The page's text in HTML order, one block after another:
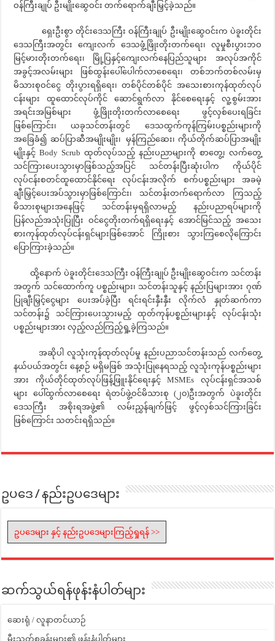
ဝန်ကြီးချုပ် ဦးမျိုးဆွေဝင်း တက်ရောက်ချီးမြှင့်ခဲ့သည်။
ရှေးဦးစွာ တိုင်းဒေသကြီး ဝန်ကြီးချုပ် ဦးမျိုးဆွေဝင်းက ပဲခူးတိုင်း
ဒေသကြီးအတွင်း ကျေးလက် ဒေသဖွံ့ဖြိုးတိုးတက်ရေး၊ လူမှုစီးပွားဘဝ
မြင့်မားတိုးတက်ရေး၊ မြို့ပြနှင့်ကျေးလက်နေပြည်သူများ အလုပ်အကိုင်
အခွင့်အလမ်းများ ဖြစ်ထွန်းပေါ်ပေါက်လာစေရေး၊ တစ်ဘက်တစ်လမ်းမှ
မိသားစုဝင်ငွေ တိုးပွားရရှိရေး၊ တစ်ပိုင်တစ်ပိုင် အသေးစားကုန်ထုတ်လုပ်
ငန်းများ ထူထောင်လုပ်ကိုင် ဆောင်ရွက်လာ နိုင်စေရေးနှင့် လူ့စွမ်းအား
အရင်းအမြစ်များ ဖွံ့ဖြိုးတိုးတက်လာစေရေး ဖွင့်လှစ်ပေးရခြင်း
ဖြစ်ကြောင်း၊ ယခုသင်တန်းတွင် ဒေသထွက်ကုန်ကြမ်းပစ္စည်းများကို
အခြေခံ၍ ဆပ်ပြာဆီအမျိုးမျိုး၊ မှန်ကြည်ဆေး၊ ကိုယ်တိုက်ဆပ်ပြာအမျိုး
မျိုးနှင့် Body Scrub ထုတ်လုပ်သည့် နည်းပညာများကို စာတွေ့၊ လက်တွေ့
သင်ကြားပေးသွားမှာဖြစ်သည့်အပြင် သင်တန်းပြီးဆုံးပါက ကိုယ်ပိုင်
လုပ်ငန်းစတင်ထူထောင်နိုင်ရေး လုပ်ငန်းအလိုက် စက်ပစ္စည်းများ အခမဲ့
ချီးမြှင့်ပေးအပ်သွားမှာဖြစ်ကြောင်း၊ သင်တန်းတက်ရောက်လာ ကြသည့်
မိသားစုများအနေဖြင့် သင်တန်းမှရရှိလာမည့် နည်းပညာရပ်များကို
ပြန်လည်အသုံးပြုပြီး ဝင်ငွေတိုးတက်ရရှိရေးနှင့် အောင်မြင်သည့် အသေး
စားကုန်ထုတ်လုပ်ငန်းရှင်များဖြစ်အောင် ကြိုးစား သွားကြစေလိုကြောင်း
ပြောကြားခဲ့သည်။
ထို့နောက် ပဲခူးတိုင်းဒေသကြီး ဝန်ကြီးချုပ် ဦးမျိုးဆွေဝင်းက သင်တန်း
အတွက် သင်ထောက်ကူ ပစ္စည်းများ၊ သင်တန်းသူနှင့် နည်းပြများအား ဂုဏ်
ပြုချီးမြှင့်ငွေများ ပေးအပ်ခဲ့ပြီး ရင်းရင်းနှီးနှီး လိုက်လံ နှုတ်ဆက်ကာ
သင်တန်း၌ သင်ကြားပေးသွားမည့် ထုတ်ကုန်ပစ္စည်းများနှင့် လုပ်ငန်းသုံး
ပစ္စည်းများအား လှည့်လည်ကြည့်ရှု့ခဲ့ကြသည်။
အဆိုပါ လူသုံးကုန်ထုတ်လုပ်မှု နည်းပညာသင်တန်းသည် လက်တွေ့
နယ်ပယ်အတွင်း နေ့စဉ် မရှိမဖြစ် အသုံးပြုနေရသည့် လူသုံးကုန်ပစ္စည်းများ
အား ကိုယ်တိုင်ထုတ်လုပ်ဖြန့်ဖြူးနိုင်ရေးနှင့် MSMEs လုပ်ငန်းရှင်အသစ်
များ ပေါ်ထွက်လာစေရေး ရဲတပ်ဖွဲ့ဝင်မိသားစု (၂၀)ဦးအတွက် ပဲခူးတိုင်း
ဒေသကြီး အစိုးရအဖွဲ့၏ လမ်းညွှန်ချက်ဖြင့် ဖွင့်လှစ်သင်ကြားခြင်း
ဖြစ်ကြောင်း သတင်းရရှိသည်။
ဥပဒေ / နည်းဥပဒေများ
ဥပဒေများ နှင့် နည်းဥပဒေများကြည့်ရှုရန် >>
ဆက်သွယ်ရန်ဖုန်းနံပါတ်များ
ဆေးရုံ / လူနာတင်ယာဉ်
မီးသတ်စခန်းများ၏ ဖုန်းနံပါတ်များ